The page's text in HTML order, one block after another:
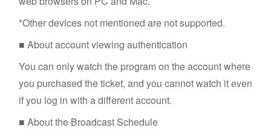
*Other devices not mentioned are not supported.
■ About account viewing authentication
You can only watch the program on the account where
you purchased the ticket, and you cannot watch it even
if you log in with a different account.
■ About the Broadcast Schedule